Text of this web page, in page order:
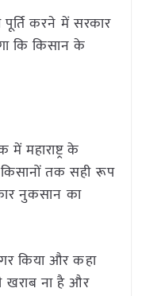
करने में सरकार
कि किसान के
महाराष्ट्र के
तक सही रूप
नुकसान का
किया और कहा
ना है और